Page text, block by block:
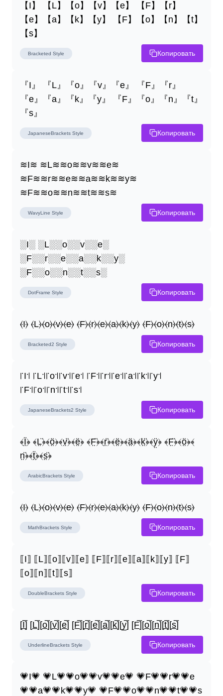
【I】 【L】【o】【v】【e】 【F】【r】
【e】【a】【k】【y】 【F】【o】【n】【t】
【s】
Bracketed Style Копировать
『I』 『L』『o』『v』『e』 『F』『r』
『e』『a』『k』『y』 『F』『o』『n』『t』
『s』
JapaneseBrackets Style Копировать
≋I≋ ≋L≋≋o≋≋v≋≋e≋
≋F≋≋r≋≋e≋≋a≋≋k≋≋y≋
≋F≋≋o≋≋n≋≋t≋≋s≋
WavyLine Style Копировать
░I░ ░L░░o░░v░░e░
░F░░r░░e░░a░░k░░y░
░F░░o░░n░░t░░s░
DotFrame Style Копировать
⦑I⦒ ⦑L⦒⦑o⦒⦑v⦒⦑e⦒ ⦑F⦒⦑r⦒⦑e⦒⦑a⦒⦑k⦒⦑y⦒ ⦑F⦒⦑o⦒⦑n⦒⦑t⦒⦑s⦒
Bracketed2 Style Копировать
꜍I꜉ ꜍L꜉꜍o꜉꜍v꜉꜍e꜉ ꜍F꜉꜍r꜉꜍e꜉꜍a꜉꜍k꜉꜍y꜉
꜍F꜉꜍o꜉꜍n꜉꜍t꜉꜍s꜉
JapaneseBrackets2 Style Копировать
﴾Ï̤﴿ ﴾L̤̈﴿﴾ö̤﴿﴾v̤̈﴿﴾ë̤﴿ ﴾F̤̈﴿﴾r̤̈﴿﴾ë̤﴿﴾ä̤﴿﴾k̤̈﴿﴾ÿ̤﴿ ﴾F̤̈﴿﴾ö̤﴿﴾
n̤̈﴿﴾ẗ̤﴿﴾s̤̈﴿
ArabicBrackets Style Копировать
⦑I⦒ ⦑L⦒⦑o⦒⦑v⦒⦑e⦒ ⦑F⦒⦑r⦒⦑e⦒⦑a⦒⦑k⦒⦑y⦒ ⦑F⦒⦑o⦒⦑n⦒⦑t⦒⦑s⦒
MathBrackets Style Копировать
⟦I⟧ ⟦L⟧⟦o⟧⟦v⟧⟦e⟧ ⟦F⟧⟦r⟧⟦e⟧⟦a⟧⟦k⟧⟦y⟧ ⟦F⟧
⟦o⟧⟦n⟧⟦t⟧⟦s⟧
DoubleBrackets Style Копировать
[I̲̅] [L̲̅][o̲̅][v̲̅][e̲̅] [F̲̅][r̲̅][e̲̅][a̲̅][k̲̅][y̲̅] [F̲̅][o̲̅][n̲̅][t̲̅][s̲̅]
UnderlineBrackets Style Копировать
💗I💗 💗L💗💗o💗💗v💗💗e💗 💗F💗💗r💗💗e
💗💗a💗💗k💗💗y💗 💗F💗💗o💗💗n💗💗t💗💗s